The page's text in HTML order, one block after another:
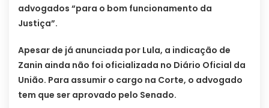
advogados “para o bom funcionamento da
Justiça”.
Apesar de já anunciada por Lula, a indicação de
Zanin ainda não foi oficializada no Diário Oficial da
União. Para assumir o cargo na Corte, o advogado
tem que ser aprovado pelo Senado.